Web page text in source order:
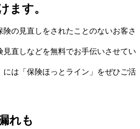
ます。
の見直しをされたことのないお客さ
見直しなどを無料でお手伝いさせてい
には「保険ほっとライン」をぜひご活
れも